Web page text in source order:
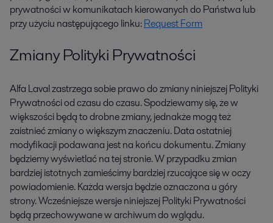
prywatności w komunikatach kierowanych do Państwa lub
przy użyciu następującego linku:Request Form
Zmiany Polityki Prywatności
Alfa Laval zastrzega sobie prawo do zmiany niniejszej Polityki
Prywatności od czasu do czasu. Spodziewamy się, że w
większości będą to drobne zmiany, jednakże mogą też
zaistnieć zmiany o większym znaczeniu. Data ostatniej
modyfikacji podawana jest na końcu dokumentu. Zmiany
będziemy wyświetlać na tej stronie. W przypadku zmian
bardziej istotnych zamieścimy bardziej rzucające się w oczy
powiadomienie. Każda wersja będzie oznaczona u góry
strony. Wcześniejsze wersje niniejszej Polityki Prywatności
będą przechowywane w archiwum do wglądu.